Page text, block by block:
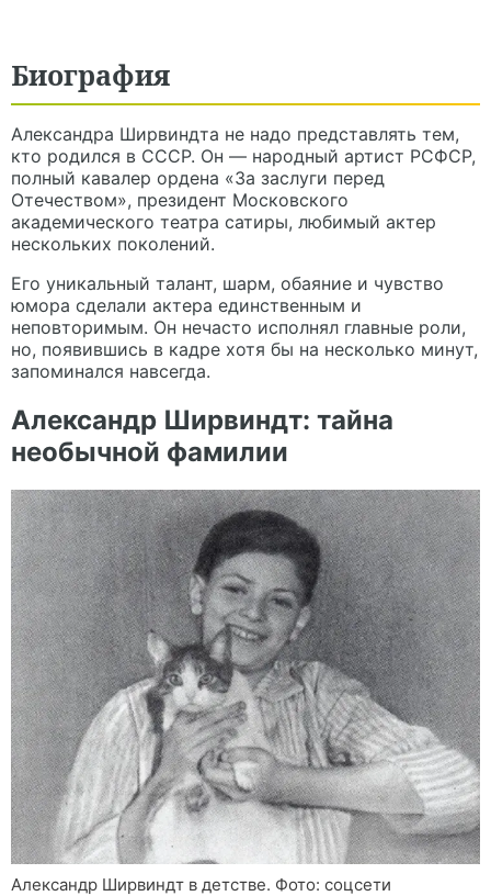
Биография
Александра Ширвиндта не надо представлять тем,
кто родился в СССР. Он — народный артист РСФСР,
полный кавалер ордена «За заслуги перед
Отечеством», президент Московского
академического театра сатиры, любимый актер
нескольких поколений.
Его уникальный талант, шарм, обаяние и чувство
юмора сделали актера единственным и
неповторимым. Он нечасто исполнял главные роли,
но, появившись в кадре хотя бы на несколько минут,
запоминался навсегда.
Александр Ширвиндт: тайна
необычной фамилии
Александр Ширвиндт в детстве. Фото: соцсети